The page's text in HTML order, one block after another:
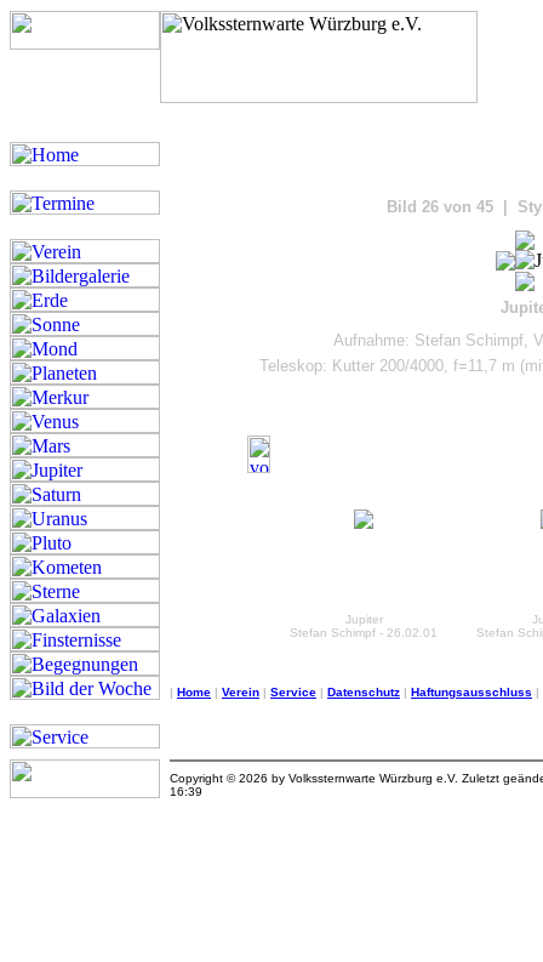
Bild 26 von 45 |
Aufnahme: Stefan Schimpf,
Teleskop: Kutter 200/4000, f=11,7 m
Jupiter
Stefan Schimpf - 26.02.01
Stefan
| Home | Verein | Service | Datenschutz | Haftungsausschluss |
Copyright © 2026 by Volkssternwarte Würzburg e.V. Zuletzt
16:39